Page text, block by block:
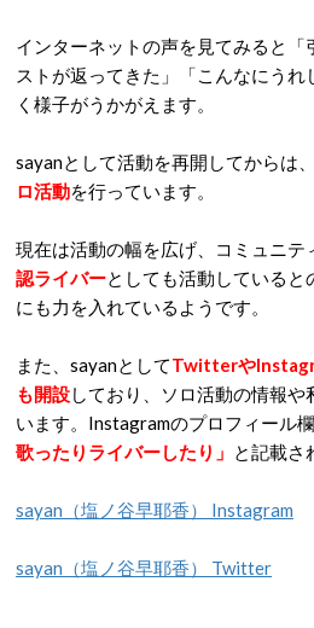
インターネットの声を見てみると「
ストが返ってきた」「こんなにう
く様子がうかがえます。
sayanとして活動を再開してからは、
ロ活動を行っています。
現在は活動の幅を広げ、コミュニテ
認ライバーとしても活動している
にも力を入れているようです。
また、sayanとしてTwitterや
も開設しており、ソロ活動の情報
います。Instagramのプロフィール
歌ったりライバーしたり」 と記載さ
sayan（塩ノ谷早耶香） Instagram
sayan（塩ノ谷早耶香） Twitter